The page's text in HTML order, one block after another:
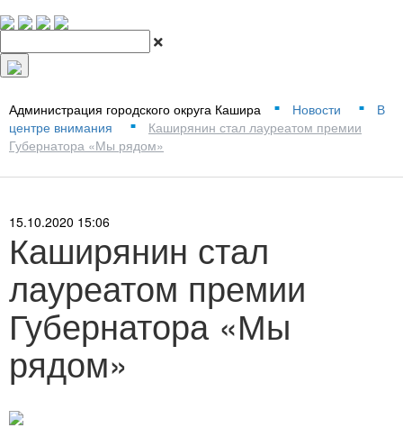
Администрация городского округа Кашира ■ Новости ■
В
центре внимания
■
Каширянин стал лауреатом премии
Губернатора «Мы рядом»
15.10.2020 15:06
Каширянин стал
лауреатом премии
Губернатора «Мы
рядом»